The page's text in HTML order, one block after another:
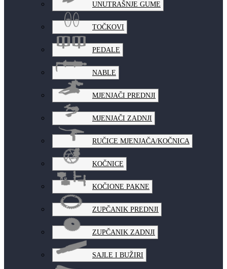
UNUTRAŠNJE GUME
TOČKOVI
PEDALE
NABLE
MJENJAČI PREDNJI
MJENJAČI ZADNJI
RUČICE MJENJAČA/KOČNICA
KOČNICE
KOČIONE PAKNE
ZUPČANIK PREDNJI
ZUPČANIK ZADNJI
SAJLE I BUŽIRI